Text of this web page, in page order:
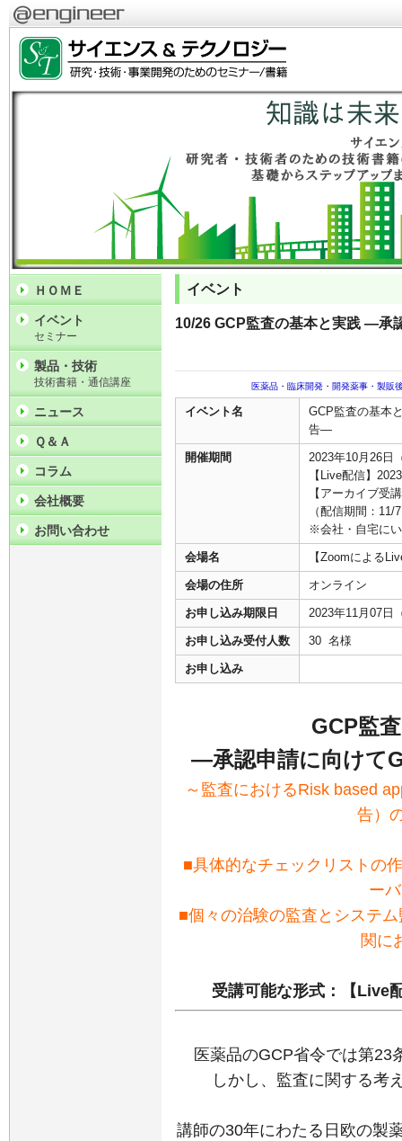
イベント
10/26 GCP監査の基本と実践 ―承
医薬品・臨床開発・開発薬事・製販
イベント名
GCP監査の基本
告―
開催期間
2023年10月26日
【Live配信】
【アーカイブ受
（配信期間：11/
※会社・自宅に
会場名 【Zoomによる
会場の住所 オンライン
お申し込み期限日 2023年11月07日
お申し込み受付人数 30 名様
お申し込み
GCP監
―承認申請に向けて
～監査におけるRisk based
告）
■具体的なチェックリストの
ー
■個々の治験の監査とシステ
関に
受講可能な形式：【Live
医薬品のGCP省令では第23
しかし、監査に関する考
講師の30年にわたる日欧の製
ＨＯＭＥ
イベント
セミナー
製品・技術
技術書籍・通信講座
ニュース
Ｑ＆Ａ
コラム
会社概要
お問い合わせ